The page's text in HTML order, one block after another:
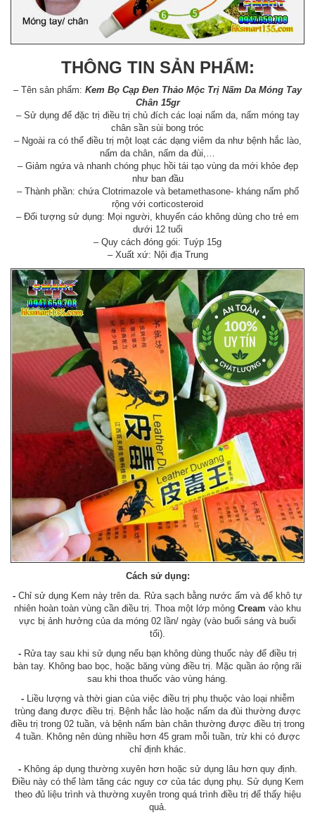
THÔNG TIN SẢN PHẨM:
– Tên sản phẩm: Kem Bọ Cạp Đen Thảo Mộc Trị Nấm Da Móng Tay
Chân 15gr
– Sử dụng để đặc trị điều trị chủ đích các loại nấm da, nấm móng tay
chân sần sùi bong tróc
– Ngoài ra có thể điều trị một loạt các dạng viêm da như bệnh hắc lào,
nấm da chân, nấm da đùi,…
– Giảm ngứa và nhanh chóng phục hồi tái tạo vùng da mới khỏe đẹp
như ban đầu
– Thành phần: chứa Clotrimazole và betamethasone- kháng nấm phổ
rộng với corticosteroid
– Đối tượng sử dụng: Mọi người, khuyến cáo không dùng cho trẻ em
dưới 12 tuổi
– Quy cách đóng gói: Tuýp 15g
– Xuất xứ: Nội địa Trung
Cách sử dụng:
- Chỉ sử dụng Kem này trên da. Rửa sạch bằng nước ấm và để khô tự
nhiên hoàn toàn vùng cần điều trị. Thoa một lớp mỏng Cream vào khu
vực bị ảnh hưởng của da móng 02 lần/ ngày (vào buổi sáng và buổi
tối).
- Rửa tay sau khi sử dụng nếu bạn không dùng thuốc này để điều trị
bàn tay. Không bao bọc, hoặc băng vùng điều trị. Mặc quần áo rộng rãi
sau khi thoa thuốc vào vùng háng.
- Liều lượng và thời gian của việc điều trị phụ thuộc vào loại nhiễm
trùng đang được điều trị. Bệnh hắc lào hoặc nấm da đùi thường được
điều trị trong 02 tuần, và bệnh nấm bàn chân thường được điều trị trong
4 tuần. Không nên dùng nhiều hơn 45 gram mỗi tuần, trừ khi có được
chỉ định khác.
- Không áp dụng thường xuyên hơn hoặc sử dụng lâu hơn quy định.
Điều này có thể làm tăng các nguy cơ của tác dụng phụ. Sử dụng Kem
theo đủ liệu trình và thường xuyên trong quá trình điều trị để thấy hiệu
quả.